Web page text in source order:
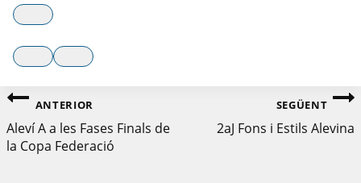
ANTERIOR
Aleví A a les Fases Finals de
la Copa Federació
SEGÜENT
2aJ Fons i Estils Alevina